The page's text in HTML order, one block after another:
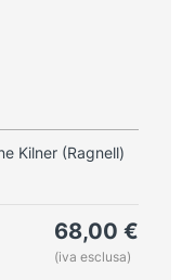
Kilner (Ragnell)
68,00 €
(iva esclusa)